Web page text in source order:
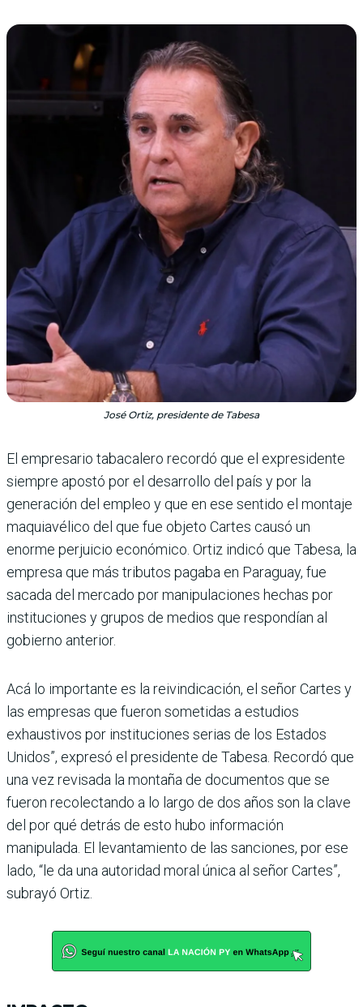
José Ortiz, presidente de Tabesa
El empresario tabacalero recordó que el expresidente
siempre apostó por el desarro­llo del país y por la
generación del empleo y que en ese sen­tido el montaje
maquiavélico del que fue objeto Cartes causó un
enorme perjuicio econó­mico. Ortiz indicó que Tabesa, la
empresa que más tributos pagaba en Paraguay, fue
sacada del mercado por manipulacio­nes hechas por
instituciones y grupos de medios que respon­dían al
gobierno anterior.
Acá lo importante es la reivin­dicación, el señor Cartes y
las empresas que fueron some­tidas a estudios
exhaustivos por instituciones serias de los Estados
Unidos”, expresó el presidente de Tabesa. Recordó que
una vez revisada la mon­taña de documentos que se
fueron recolectando a lo largo de dos años son la clave
del por qué detrás de esto hubo infor­mación
manipulada. El levan­tamiento de las sanciones, por ese
lado, “le da una autoridad moral única al señor Cartes”,
subrayó Ortiz.